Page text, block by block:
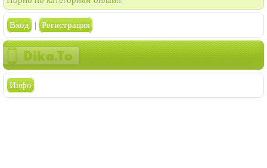
Вход | Регистрация
Инфо